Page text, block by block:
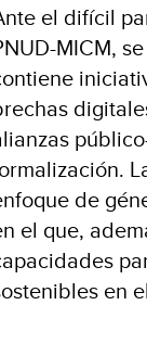
el difícil
MICM,
de
el que,
en